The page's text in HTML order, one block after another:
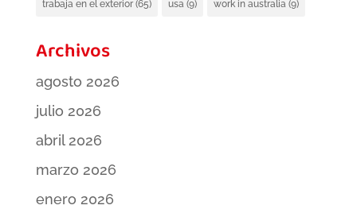
trabaja en el exterior(65) usa (9) work in australia (9)
Archivos
agosto 2026
julio 2026
abril 2026
marzo 2026
enero 2026